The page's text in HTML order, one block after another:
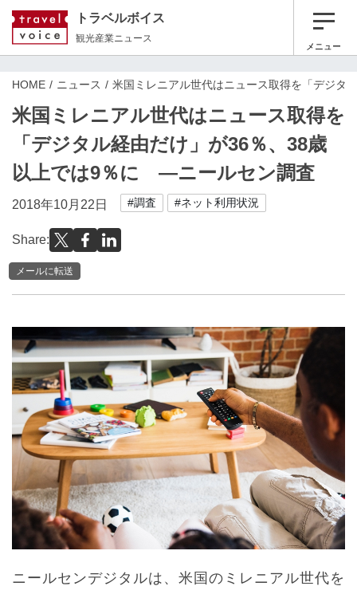
トラベルボイス
観光産業ニュース
メニュー
HOME ニュース 米国ミレニアル世代はニュース取得を「デジ
米国ミレニアル世代はニュース取得を
「デジタル経由だけ」が36％、38歳
以上では9％に ―ニールセン調査
2018年10月22日 #調査 #ネット利用状況
Share:
メールに転送
ニールセンデジタルは、米国のミレニアル世代を